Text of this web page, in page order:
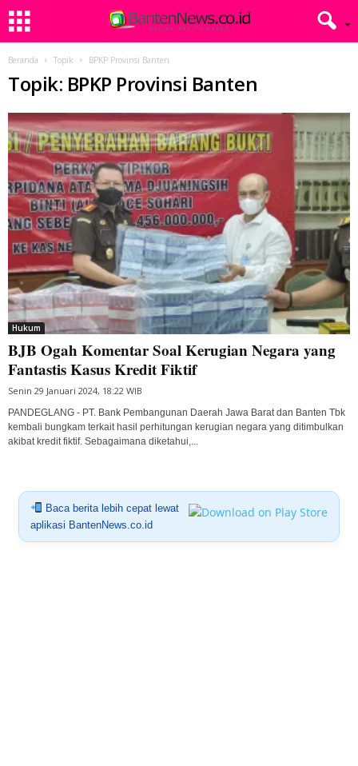
Beranda Topik BPKP Provinsi Banten
Topik: BPKP Provinsi Banten
Hukum
BJB Ogah Komentar Soal Kerugian Negara yang
Fantastis Kasus Kredit Fiktif
Senin 29 Januari 2024, 18:22 WIB
PANDEGLANG - PT. Bank Pembangunan Daerah Jawa Barat dan Banten Tbk
kembali bungkam terkait hasil perhitungan kerugian negara yang ditimbulkan
akibat kredit fiktif. Sebagaimana diketahui,...
Baca berita lebih cepat lewat
aplikasi BantenNews.co.id